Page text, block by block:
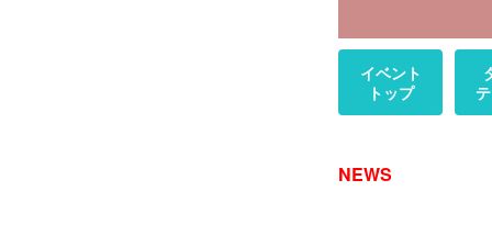
イベント
トップ
NEWS